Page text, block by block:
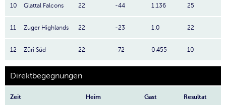
10 Glattal Falcons 22 -44 1.136 25
11 Zuger Highlands 22 -23 1.0 22
12 Züri Süd 22 -72 0.455 10
Direktbegegnungen
Zeit Heim Gast Resultat